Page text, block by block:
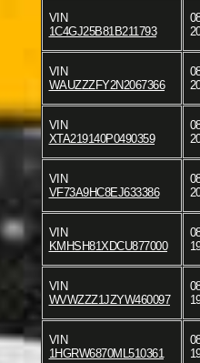
VIN
1C4GJ25B81B211793
VIN
WAUZZZFY2N2067366
VIN
XTA219140P0490359
VIN
VF73A9HC8EJ633386
VIN
KMHSH81XDCU877000
VIN
WVWZZZ1JZYW460097
VIN
1HGRW6870ML510361